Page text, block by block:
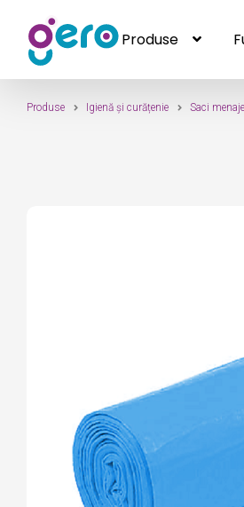
Sari
la
Sari
la
Produse
Produse Furnizori Despre Noi
Produse Igienă și curățenie Saci